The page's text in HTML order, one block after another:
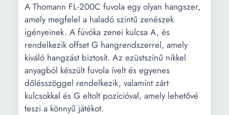
A Thomann FL-200C fuvola egy olyan hangszer,
amely megfelel a haladó szintű zenészek
igényeinek. A fúvóka zenei kulcsa A, és
rendelkezik offset G hangrendszerrel, amely
kiváló hangzást biztosít. Az ezüstszínű nikkel
anyagból készült fuvola ívelt és egyenes
dőlésszöggel rendelkezik, valamint zárt
kulcsokkal és G eltolt pozícióval, amely lehetővé
teszi a könnyű játékot.